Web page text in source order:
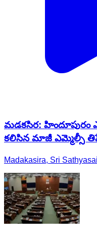
మడకసిర: హిందూపురం
కలిసిన మాజీ ఎమ్మెల్సీ
Madakasira, Sri